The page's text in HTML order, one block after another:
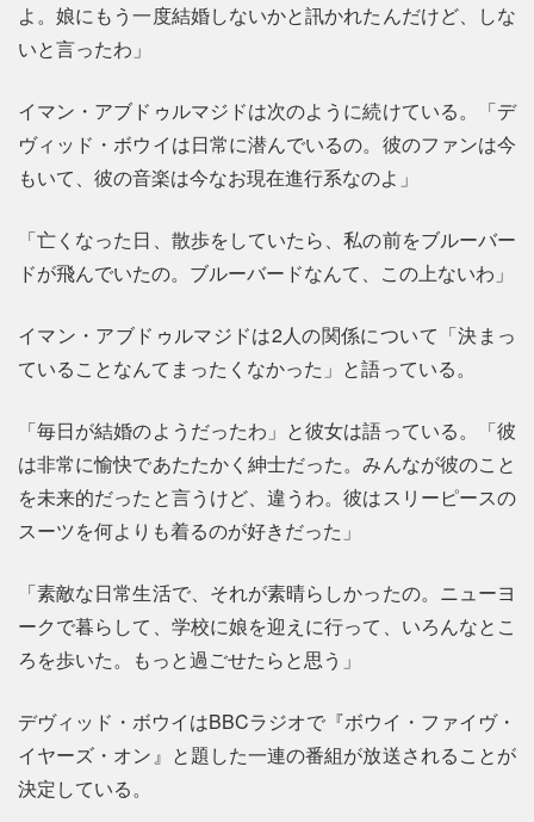
よ。娘にもう一度結婚しないかと訊かれたんだけど、しな
いと言ったわ」
イマン・アブドゥルマジドは次のように続けている。「デ
ヴィッド・ボウイは日常に潜んでいるの。彼のファンは今
もいて、彼の音楽は今なお現在進行系なのよ」
「亡くなった日、散歩をしていたら、私の前をブルーバー
ドが飛んでいたの。ブルーバードなんて、この上ないわ」
イマン・アブドゥルマジドは2人の関係について「決まっ
ていることなんてまったくなかった」と語っている。
「毎日が結婚のようだったわ」と彼女は語っている。「彼
は非常に愉快であたたかく紳士だった。みんなが彼のこと
を未来的だったと言うけど、違うわ。彼はスリーピースの
スーツを何よりも着るのが好きだった」
「素敵な日常生活で、それが素晴らしかったの。ニューヨ
ークで暮らして、学校に娘を迎えに行って、いろんなとこ
ろを歩いた。もっと過ごせたらと思う」
デヴィッド・ボウイはBBCラジオで『ボウイ・ファイヴ・
イヤーズ・オン』と題した一連の番組が放送されることが
決定している。